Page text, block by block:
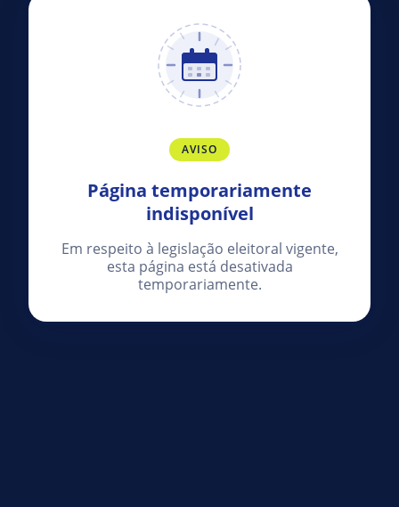
AVISO
Página temporariamente
indisponível
Em respeito à legislação eleitoral vigente,
esta página está desativada
temporariamente.